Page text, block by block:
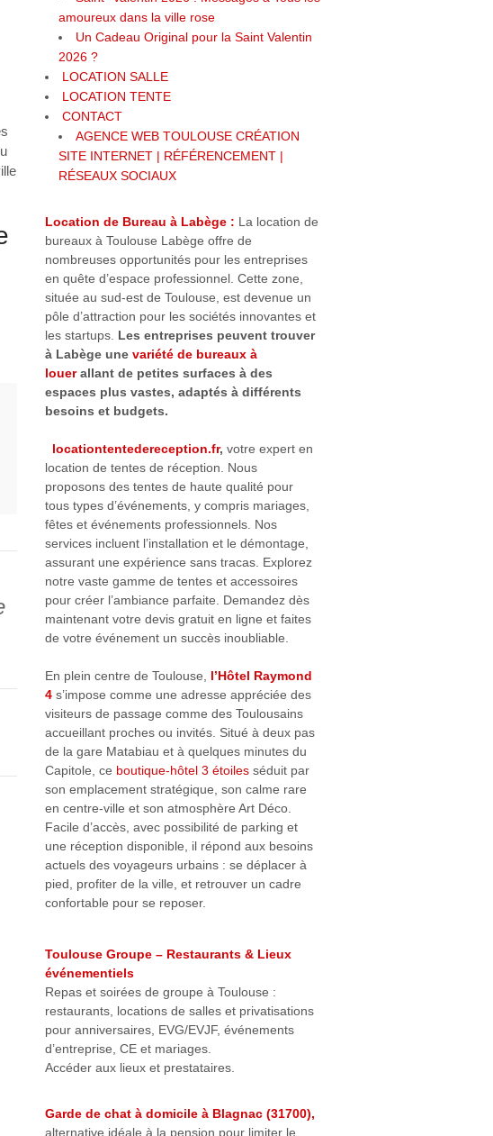
amoureux dans la ville rose
Un Cadeau Original pour la Saint Valentin
2026 ?
LOCATION SALLE
LOCATION TENTE
CONTACT
AGENCE WEB TOULOUSE CRÉATION
SITE INTERNET | RÉFÉRENCEMENT |
RÉSEAUX SOCIAUX
Location de Bureau à Labège : La location de
bureaux à Toulouse Labège offre de
nombreuses opportunités pour les entreprises
en quête d’espace professionnel. Cette zone,
située au sud-est de Toulouse, est devenue un
pôle d’attraction pour les sociétés innovantes et
les startups. Les entreprises peuvent trouver
à Labège une variété de bureaux à
louerallant de petites surfaces à des
espaces plus vastes, adaptés à différents
besoins et budgets.
locationtentedereception.fr, votre expert en
location de tentes de réception. Nous
proposons des tentes de haute qualité pour
tous types d’événements, y compris mariages,
fêtes et événements professionnels. Nos
services incluent l’installation et le démontage,
assurant une expérience sans tracas. Explorez
notre vaste gamme de tentes et accessoires
pour créer l’ambiance parfaite. Demandez dès
maintenant votre devis gratuit en ligne et faites
de votre événement un succès inoubliable.
En plein centre de Toulouse, l’Hôtel Raymond
4s’impose comme une adresse appréciée des
visiteurs de passage comme des Toulousains
accueillant proches ou invités. Situé à deux pas
de la gare Matabiau et à quelques minutes du
Capitole, ce boutique-hôtel 3 étoilesséduit par
son emplacement stratégique, son calme rare
en centre-ville et son atmosphère Art Déco.
Facile d’accès, avec possibilité de parking et
une réception disponible, il répond aux besoins
actuels des voyageurs urbains : se déplacer à
pied, profiter de la ville, et retrouver un cadre
confortable pour se reposer.
Toulouse Groupe – Restaurants & Lieux
événementiels
Repas et soirées de groupe à Toulouse :
restaurants, locations de salles et privatisations
pour anniversaires, EVG/EVJF, événements
d’entreprise, CE et mariages.
Accéder aux lieux et prestataires.
Garde de chat à domicile à Blagnac (31700),
alternative idéale à la pension pour limiter le